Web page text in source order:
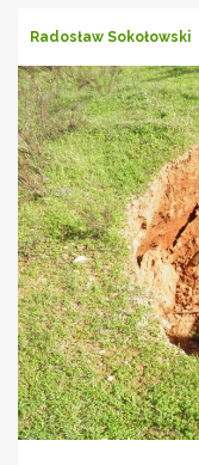
Radosław Sokołowski